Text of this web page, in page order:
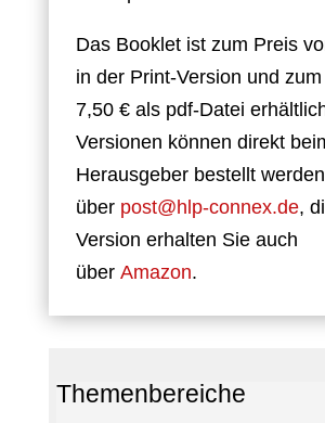
Das Booklet ist zum Preis
in der Print-Version und
7,50 € als pdf-Datei
Versionen können direkt
Herausgeber bestellt werden
über post@hlp-connex.de,
Version erhalten Sie auch
über Amazon.
Themenbereiche